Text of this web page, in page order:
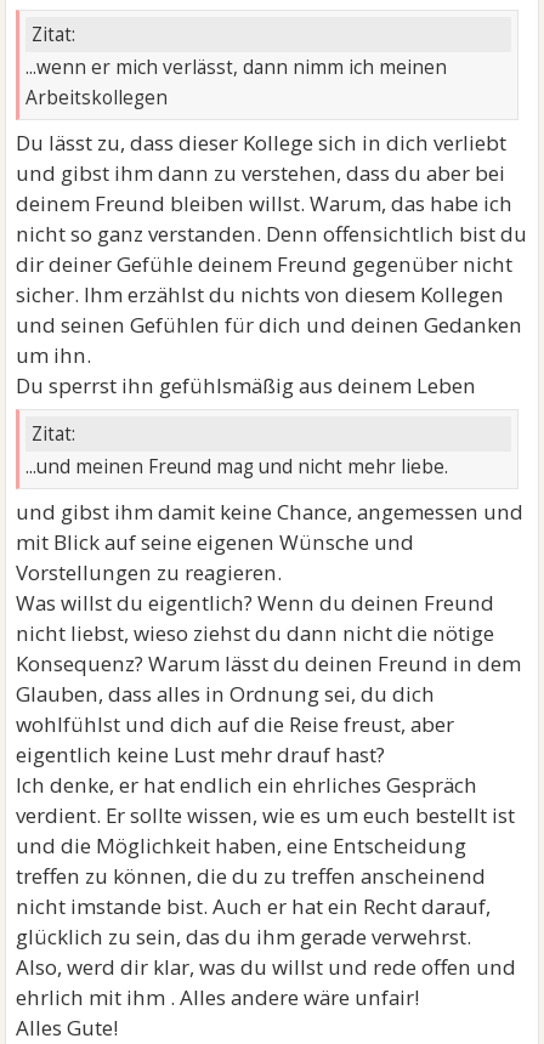
Zitat:
...wenn er mich verlässt, dann nimm ich meinen
Arbeitskollegen
Du lässt zu, dass dieser Kollege sich in dich verliebt
und gibst ihm dann zu verstehen, dass du aber bei
deinem Freund bleiben willst. Warum, das habe ich
nicht so ganz verstanden. Denn offensichtlich bist du
dir deiner Gefühle deinem Freund gegenüber nicht
sicher. Ihm erzählst du nichts von diesem Kollegen
und seinen Gefühlen für dich und deinen Gedanken
um ihn.
Du sperrst ihn gefühlsmäßig aus deinem Leben
Zitat:
...und meinen Freund mag und nicht mehr liebe.
und gibst ihm damit keine Chance, angemessen und
mit Blick auf seine eigenen Wünsche und
Vorstellungen zu reagieren.
Was willst du eigentlich? Wenn du deinen Freund
nicht liebst, wieso ziehst du dann nicht die nötige
Konsequenz? Warum lässt du deinen Freund in dem
Glauben, dass alles in Ordnung sei, du dich
wohlfühlst und dich auf die Reise freust, aber
eigentlich keine Lust mehr drauf hast?
Ich denke, er hat endlich ein ehrliches Gespräch
verdient. Er sollte wissen, wie es um euch bestellt ist
und die Möglichkeit haben, eine Entscheidung
treffen zu können, die du zu treffen anscheinend
nicht imstande bist. Auch er hat ein Recht darauf,
glücklich zu sein, das du ihm gerade verwehrst.
Also, werd dir klar, was du willst und rede offen und
ehrlich mit ihm . Alles andere wäre unfair!
Alles Gute!